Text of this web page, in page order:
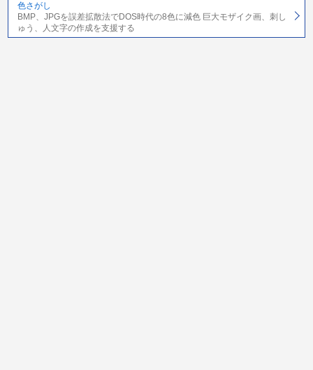
色さがし
BMP、JPGを誤差拡散法でDOS時代の8色に減色 巨大モザイク画、刺し
ゅう、人文字の作成を支援する